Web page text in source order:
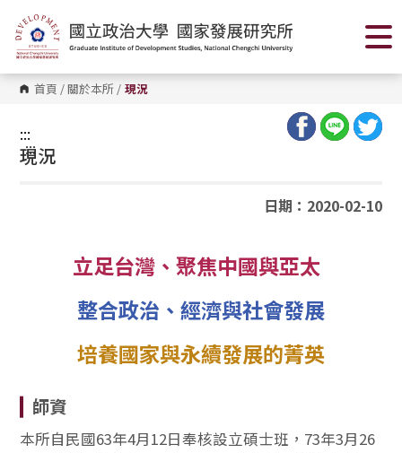
到
主
要
內
容
區 首頁 /關於本所 / 現況
:::
:::
現況
日期：2020-02-10
立足台灣、聚焦中國與亞太
整合政治、經濟與社會發展
培養國家與永續發展的菁英
師資
本所自民國63年4月12日奉核設立碩士班，73年3月26